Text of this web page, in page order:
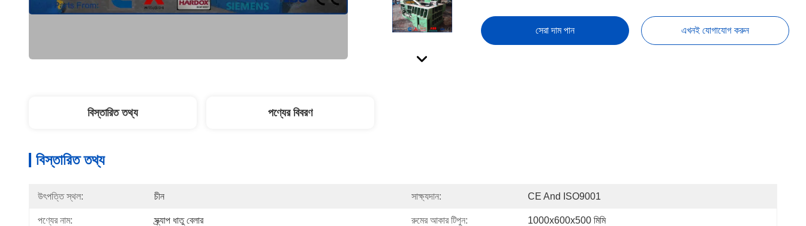
সেরা দাম পান এখনই যোগাযোগ করুন
বিস্তারিত তথ্য পণ্যের বিবরণ
বিস্তারিত তথ্য
উৎপত্তি স্থল: চীন সাক্ষ্যদান: CE And ISO9001
পণ্যের নাম: স্ক্র্যাপ ধাতু বেলার রুমের আকার টিপুন: 1000x600x500 মিমি